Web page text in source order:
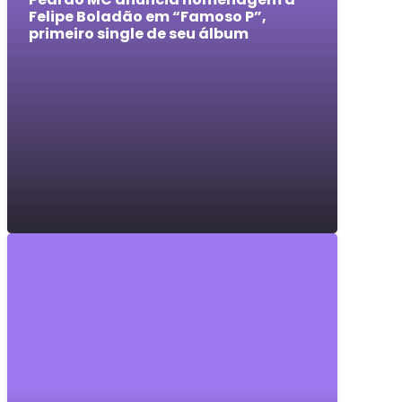
Felipe Boladão em “Famoso P”,
primeiro single de seu álbum